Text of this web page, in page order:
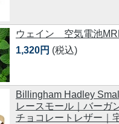
ウェイン 空気電池
1,320円 (税込)
Billingham Hadley
レースモール｜バーガ
チョコレートレザー｜